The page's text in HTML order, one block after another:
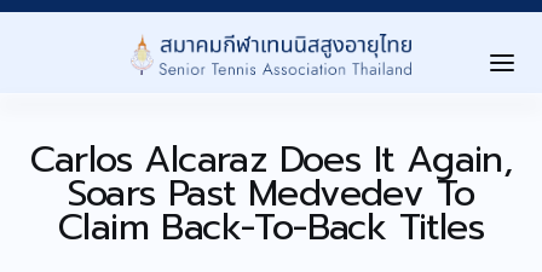
Home
เกี่ยวกับสมาคม ▾
About Us
Carlos Alcaraz Does It Again,
Soars Past Medvedev To
Claim Back-To-Back Titles